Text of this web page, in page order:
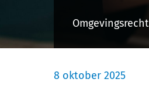
8 oktober 2025